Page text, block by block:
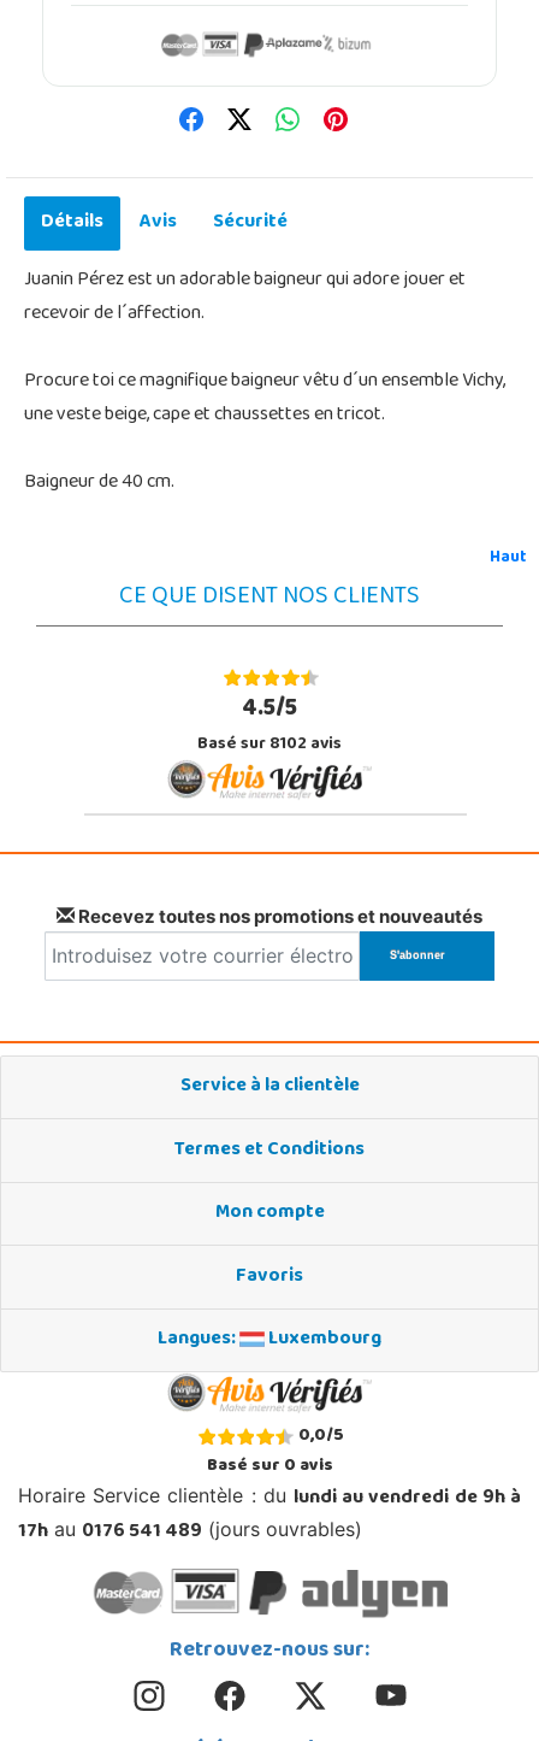
Détails Avis
Sécurité
Juanin Pérez est un adorable baigneur qui adore jouer et
recevoir de l´affection.
Procure toi ce magnifique baigneur vêtu d´un ensemble Vichy,
une veste beige, cape et chaussettes en tricot.
Baigneur de 40 cm.
Haut
CE QUE DISENT NOS CLIENTS
4.5/5
Basé sur 8102 avis
Recevez toutes nos promotions et nouveautés
Service à la clientèle
Termes et Conditions
Mon compte
Favoris
Langues:
Luxembourg
0,0/5
Basé sur0avis
Horaire Service clientèle : du lundi au vendredi de 9h à
17h au 0176 541 489 (jours ouvrables)
Retrouvez-nous sur: